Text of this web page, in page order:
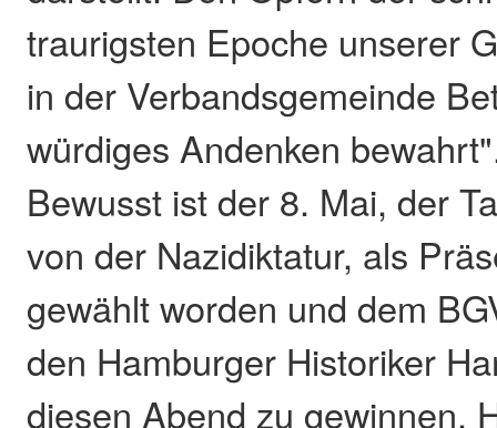
traurigsten Epoche unserer
in der Verbandsgemeinde
würdiges Andenken
Bewusst ist der 8. Mai, der
von der Nazidiktatur, als
gewählt worden und dem
den Hamburger Historiker
diesen Abend zu gewinnen.